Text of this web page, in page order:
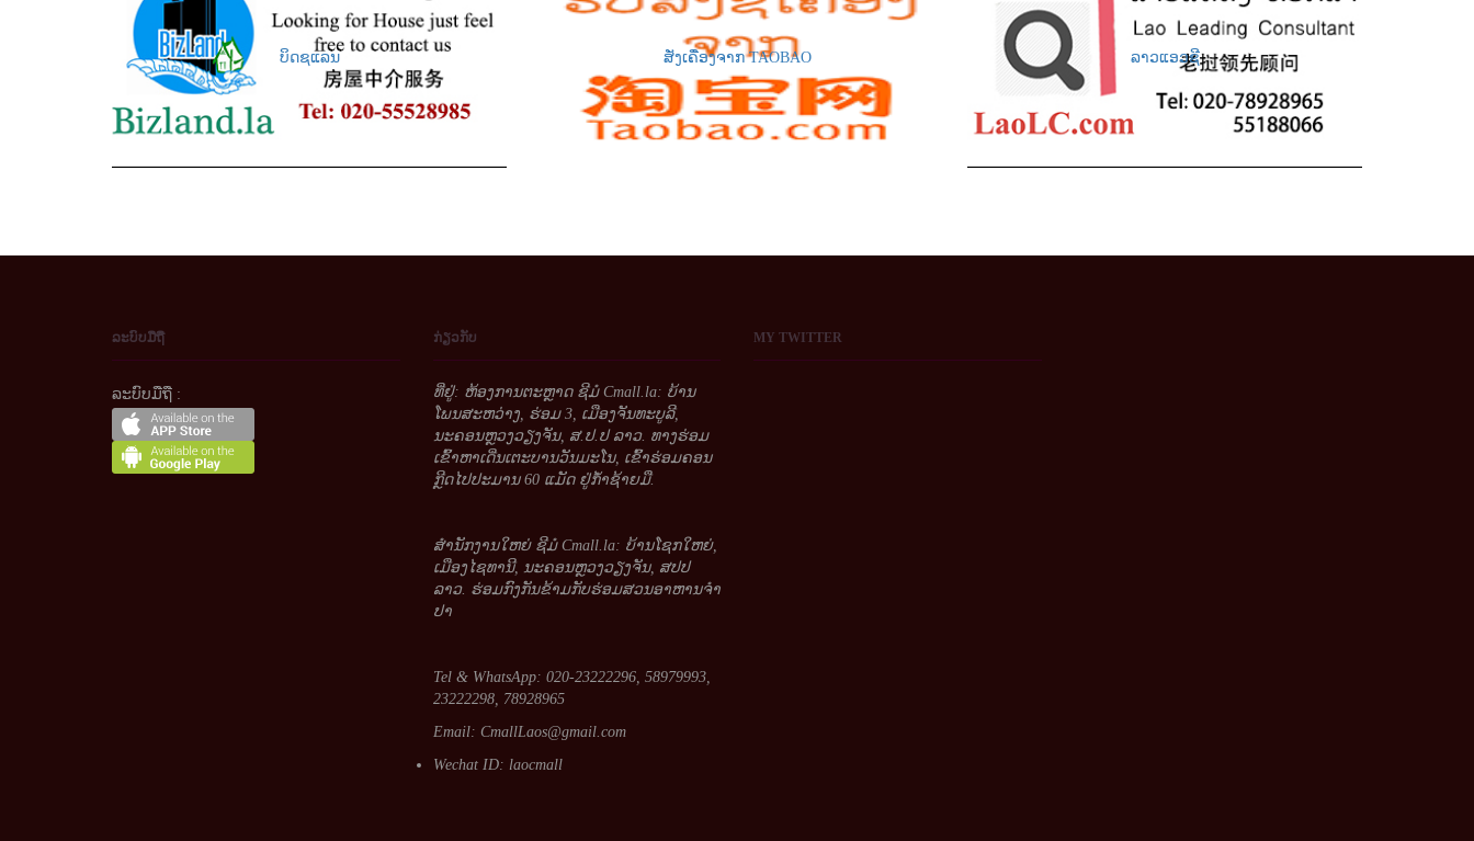
ບິດຊແລນ ສັ່ງເຄື່ອງຈາກ TAOBAO ລາວແອວຊີ
ລະບົບມືຖື
ລະບົບມືຖື :
ກ່ຽວກັບ
ທີ່ຢູ່: ຫ້ອງການຕະຫຼາດ ຊີມໍ Cmall.la: ບ້ານ
ໂພນສະຫວ່າງ, ຮ່ອມ 3, ເມືອງຈັນທະບູລີ,
ນະຄອນຫຼວງວຽງຈັນ, ສ.ປ.ປ ລາວ. ທາງຮ່ອມ
ເຂົ້າຫາເດີ່ນເຕະບານວັນມະໂນ, ເຂົ້າຮ່ອມຄອນ
ກຼີດໄປປະມານ 60 ແມັດ ຢູ່ກໍ້າຊ້າຍມື.
ສໍານັກງານໃຫຍ່ ຊີມໍ Cmall.la: ບ້ານໂຊກໃຫຍ່,
ເມືອງໄຊທານີ, ນະຄອນຫຼວງວຽງຈັນ, ສປປ
ລາວ. ຮ່ອມກົງກັນຂ້າມກັບຮ່ອມສວນອາຫານຈໍາ
ປາ
Tel & WhatsApp: 020-23222296, 58979993,
23222298, 78928965
Email: CmallLaos@gmail.com
Wechat ID: laocmall
MY TWITTER